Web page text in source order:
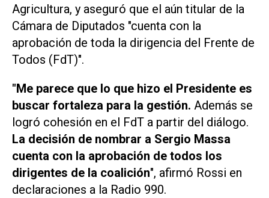
Agricultura, y aseguró que el aún titular de la
Cámara de Diputados "cuenta con la
aprobación de toda la dirigencia del Frente de
Todos (FdT)".
"Me parece que lo que hizo el Presidente es
buscar fortaleza para la gestión. Además se
logró cohesión en el FdT a partir del diálogo.
La decisión de nombrar a Sergio Massa
cuenta con la aprobación de todos los
dirigentes de la coalición", afirmó Rossi en
declaraciones a la Radio 990.